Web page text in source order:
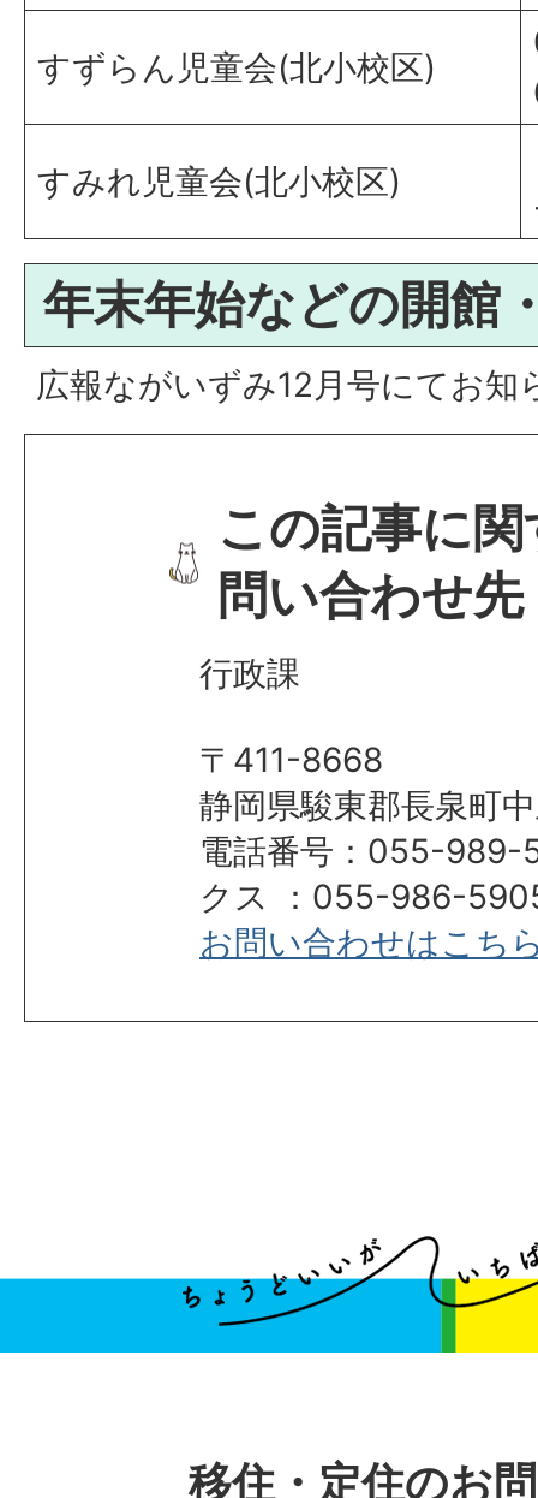
すずらん児童会(北小校区)
すみれ児童会(北小校区)
年末年始などの開館
広報ながいずみ12月号にてお知
この記事に
問い合わせ先
行政課
〒411-8668
静岡県駿東郡長泉町
電話番号：055-989-
クス ：055-986-
お問い合わせはこち
移住・定住のお